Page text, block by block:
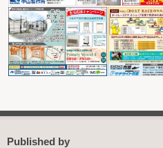
Published by